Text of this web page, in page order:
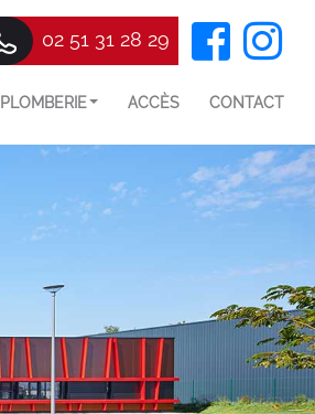
02 51 31 28 29
PLOMBERIE ACCÈS CONTACT